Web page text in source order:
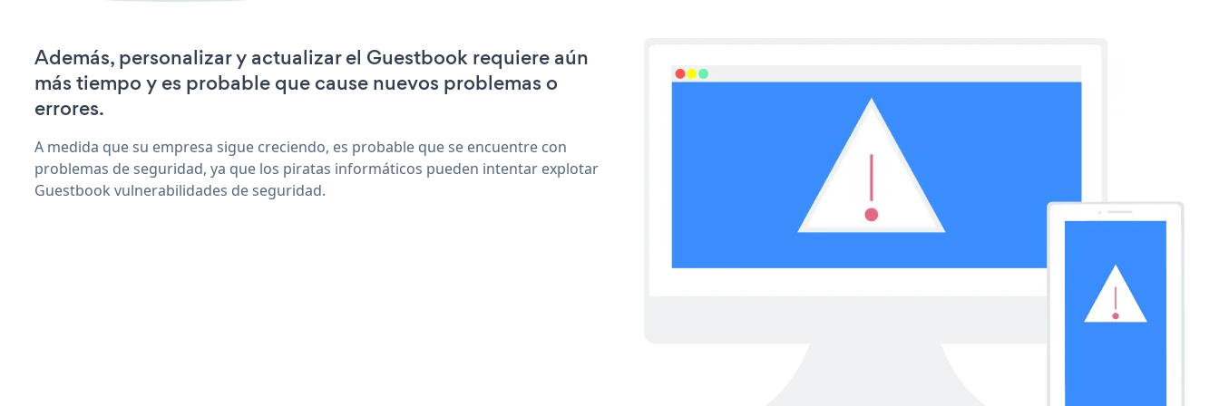
Además, personalizar y actualizar el Guestbook requiere aún
más tiempo y es probable que cause nuevos problemas o
errores.
A medida que su empresa sigue creciendo, es probable que se encuentre con
problemas de seguridad, ya que los piratas informáticos pueden intentar explotar
Guestbook vulnerabilidades de seguridad.